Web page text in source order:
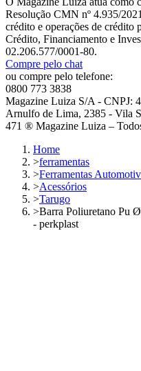
Resolução CMN nº 4.935/
crédito e operações de crédito
Crédito, Financiamento e
02.206.577/0001-80.
Compre pelo chat
ou compre pelo telefone:
0800 773 3838
Magazine Luiza S/A - CNPJ:
Arnulfo de Lima, 2385 - Vila
471 ® Magazine Luiza –
Home
>ferramentas
>Ferramentas
>Acessórios
>Tarugo
>Barra Poliuretano Pu
- perkplast